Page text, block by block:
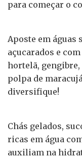
para começar o
Aposte em águas
açucarados e
hortelã,
polpa de
diversifique!
Chás gelados,
ricas em água
auxiliam na